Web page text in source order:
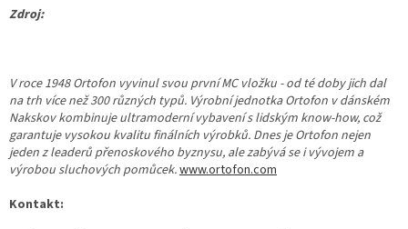
Zdroj:
V roce 1948 Ortofon vyvinul svou první MC vložku - od té doby jich dal
na trh více než 300 různých typů. Výrobní jednotka Ortofon v dánském
Nakskov kombinuje ultramoderní vybavení s lidským know-how, což
garantuje vysokou kvalitu finálních výrobků. Dnes je Ortofon nejen
jeden z leaderů přenoskového byznysu, ale zabývá se i vývojem a
výrobou sluchových pomůcek.www.ortofon.com
Kontakt: